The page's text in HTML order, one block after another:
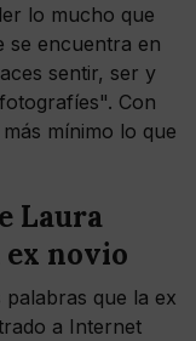
lo mucho que
se encuentra en
sentir, ser y
Con
mínimo lo que
Laura
ex novio
palabras que la ex
a Internet